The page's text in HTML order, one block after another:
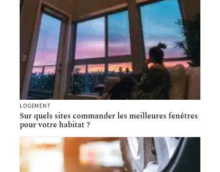
LOGEMENT
Sur quels sites commander les meilleures fenêtres
pour votre habitat ?